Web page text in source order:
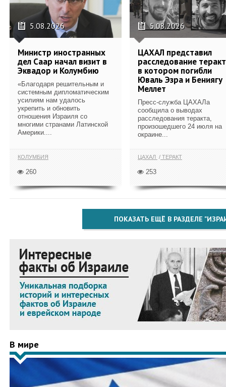
5.08.2026
Министр иностранных
дел Саар начал визит в
Эквадор и Колумбию
«Благодаря решительным и
системным дипломатическим
усилиям нам удалось
укрепить и обновить
отношения Израиля со
многими странами Латинской
Америки....
КОЛУМБИЯ
260
5.08.2026
ЦАХАЛ представил
расследование
в котором погибли
Юваль Эзра и Бениягу
Меллет
Пресс-служба ЦАХАЛа
сообщила о выводах
расследования теракта,
произошедшего 24 июля на
окраине...
ЦАХАЛ ТЕРАКТ
253
ПОКАЗАТЬ ЕЩЁ В РАЗДЕЛЕ
В мире